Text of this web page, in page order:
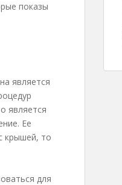
показы
является
является
Ее
крышей, то
для